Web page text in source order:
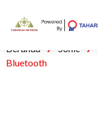
Beranda Sonic
Bluetooth